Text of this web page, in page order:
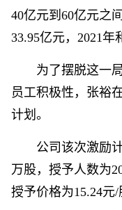
40亿元到60亿元之
33.95亿元，2021年
为了摆脱这一
员工积极性，张裕
计划。
公司该次激励
万股，授予人数为
授予价格为15.24元/